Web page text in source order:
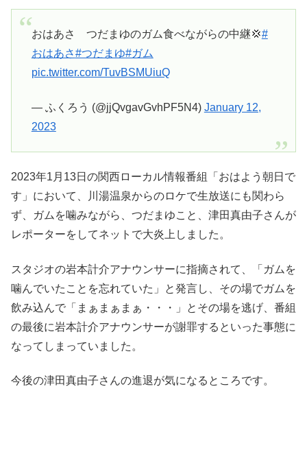
おはあさ つだまゆのガム食べながらの中継💢#
おはあさ#つだまゆ#ガム
pic.twitter.com/TuvBSMUiuQ
— ふくろう (@jjQvgavGvhPF5N4) January 12,
2023
2023年1月13日の関西ローカル情報番組「おはよう朝日で
す」において、川湯温泉からのロケで生放送にも関わら
ず、ガムを噛みながら、つだまゆこと、津田真由子さんが
レポーターをしてネットで大炎上しました。
スタジオの岩本計介アナウンサーに指摘されて、「ガムを
噛んでいたことを忘れていた」と発言し、その場でガムを
飲み込んで「まぁまぁまぁ・・・」とその場を逃げ、番組
の最後に岩本計介アナウンサーが謝罪するといった事態に
なってしまっていました。
今後の津田真由子さんの進退が気になるところです。